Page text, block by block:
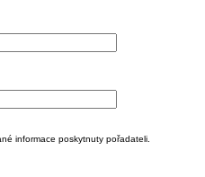
informace poskytnuty pořadateli.